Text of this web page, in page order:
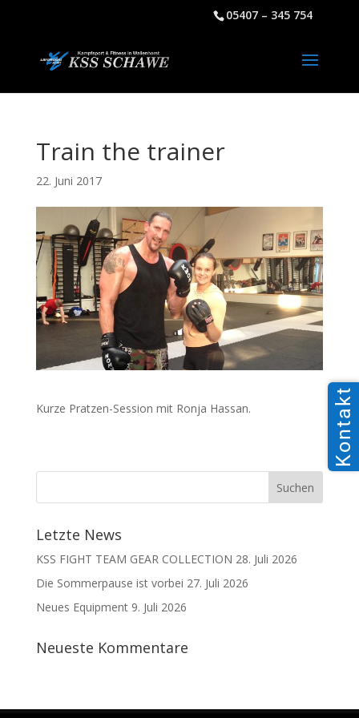
05407 – 345 754
Train the trainer
22. Juni 2017
Kurze Pratzen-Session mit Ronja Hassan.
Letzte News
KSS FIGHT TEAM GEAR COLLECTION 28. Juli 2026
Die Sommerpause ist vorbei 27. Juli 2026
Neues Equipment 9. Juli 2026
Neueste Kommentare
Kontakt